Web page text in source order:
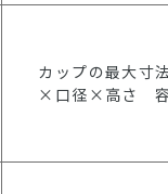
カップの最大寸
×口径×高さ 容